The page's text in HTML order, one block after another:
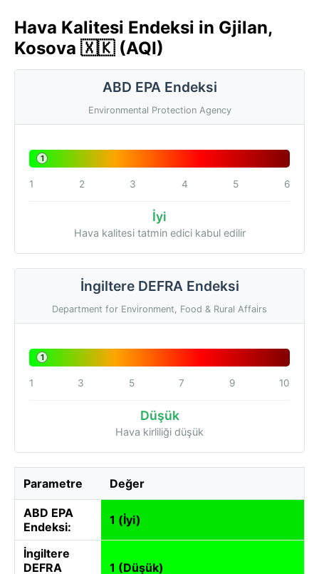
Hava Kalitesi Endeksi in Gjilan,
Kosova 🇽🇰 (AQI)
ABD EPA Endeksi
Environmental Protection Agency
1
1 2 3 4 5 6
İyi
Hava kalitesi tatmin edici kabul edilir
İngiltere DEFRA Endeksi
Department for Environment, Food & Rural Affairs
1
1 3 5 7 9 10
Düşük
Hava kirliliği düşük
Parametre Değer
ABD EPA
Endeksi:
1 (İyi)
İngiltere
DEFRA
1 (Düşük)